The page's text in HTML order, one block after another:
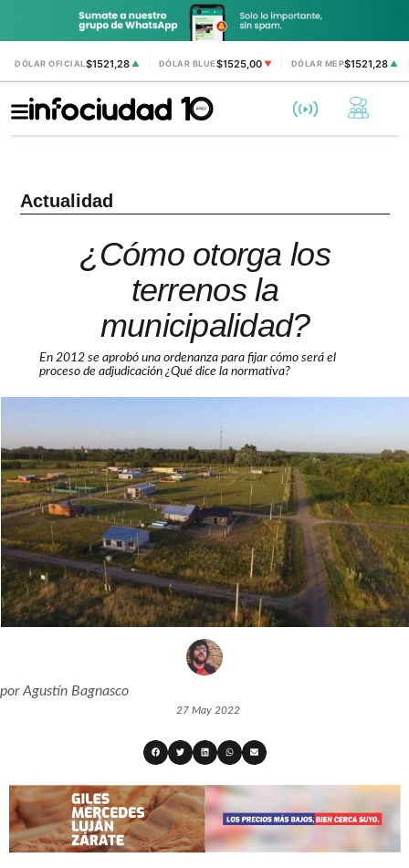
DÓLAR OFICIAL$1521,28 ▲ DÓLAR BLUE$1525,00 ▼ DÓLAR MEP$1521,28▲
Actualidad
¿Cómo otorga los
terrenos la
municipalidad?
En 2012 se aprobó una ordenanza para fijar cómo será el
proceso de adjudicación ¿Qué dice la normativa?
porAgustín Bagnasco
27 May 2022